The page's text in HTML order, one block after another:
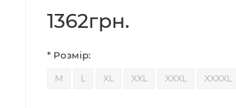
1362грн.
* Розмір:
M L XL XXL XXXL XXXXL